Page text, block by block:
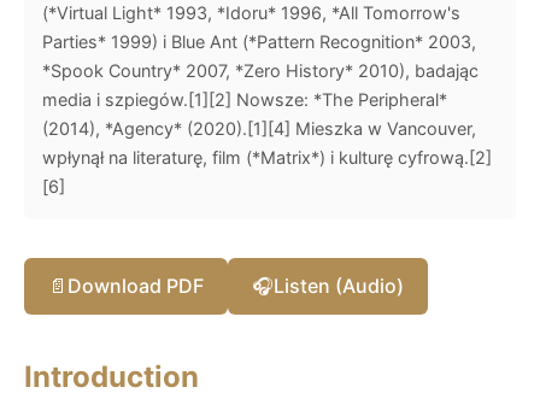
(*Virtual Light* 1993, *Idoru* 1996, *All Tomorrow's
Parties* 1999) i Blue Ant (*Pattern Recognition* 2003,
*Spook Country* 2007, *Zero History* 2010), badając
media i szpiegów.[1][2] Nowsze: *The Peripheral*
(2014), *Agency* (2020).[1][4] Mieszka w Vancouver,
wpłynął na literaturę, film (*Matrix*) i kulturę cyfrową.[2]
[6]
📄 Download PDF 🎧Listen (Audio)
Introduction